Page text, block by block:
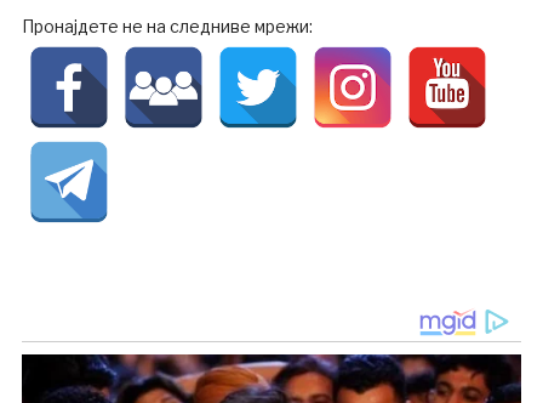
Пронајдете не на следниве мрежи: